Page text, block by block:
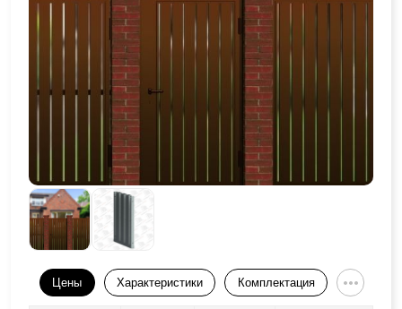
Цены Характеристики Комплектация